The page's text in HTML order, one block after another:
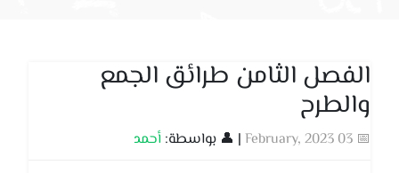
الفصل الثامن طرائق الجمع
والطرح
📅 03 February, 2023 | 👤 بواسطة: أحمد